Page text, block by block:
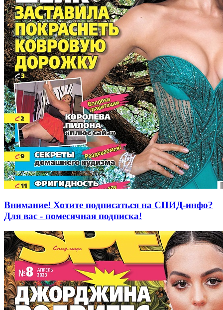
Внимание! Хотите подписаться на СПИД-инфо?
Для вас - помесячная подписка!